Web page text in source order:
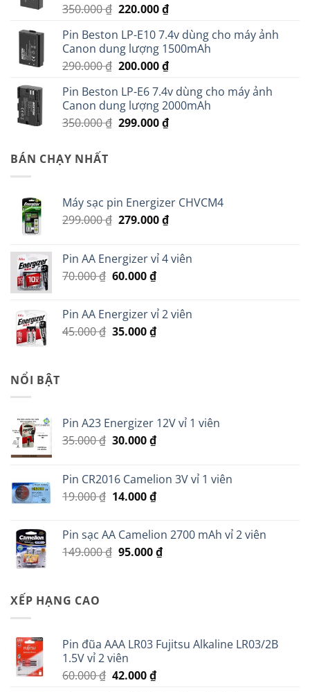
350.000₫ Giá
là:
350.000 ₫.
220.000₫Giá
tại
là:
220.000 ₫.
Pin Beston LP-E10 7.4v dùng cho máy ảnh
Canon dung lượng 1500mAh
290.000₫ Giá
là:
290.000 ₫.
200.000₫Giá
tại
là:
200.000 ₫.
Pin Beston LP-E6 7.4v dùng cho máy ảnh
Canon dung lượng 2000mAh
350.000₫ Giá
299.000₫Giá
BÁN CHẠY NHẤT
Máy sạc pin Energizer CHVCM4
299.000₫ Giá
299.000 ₫.
279.000₫Giá
là:
Pin AA Energizer vỉ 4 viên
70.000₫ Giá
70.000 ₫.
60.000₫Giá
là:
60.000 ₫.
Pin AA Energizer vỉ 2 viên
45.000₫ Giá
35.000₫Giá
NỔI BẬT
Pin A23 Energizer 12V vỉ 1 viên
35.000₫ Giá
35.000 ₫.
30.000₫Giá
là:
30.000 ₫.
Pin CR2016 Camelion 3V vỉ 1 viên
19.000₫ Giá
19.000 ₫.
14.000₫Giá
là:
14.000 ₫.
Pin sạc AA Camelion 2700 mAh vỉ 2 viên
149.000₫ Giá
95.000₫Giá
XẾP HẠNG CAO
Pin đũa AAA LR03 Fujitsu Alkaline LR03/2B
1.5V vỉ 2 viên
60.000₫ Giá
42.000₫Giá